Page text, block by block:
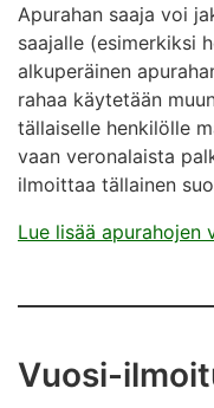
Apurahan saaja voi
saajalle (esimerkiksi
alkuperäinen
rahaa käytetään
tällaiselle henkilölle
vaan veronalaista
ilmoittaa tällainen
Lue lisää apurahojen
Vuosi-